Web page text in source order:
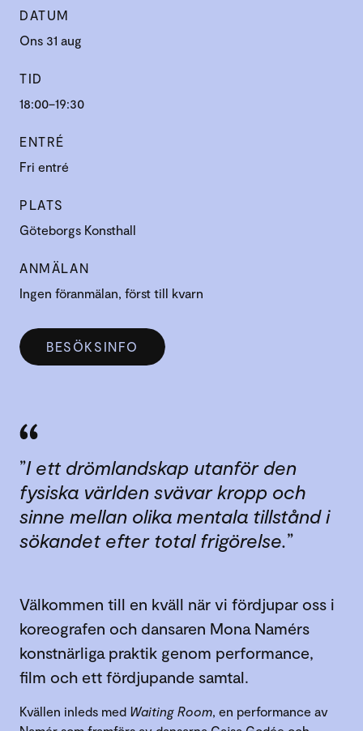
DATUM
Ons 31 aug
TID
18:00–19:30
ENTRÉ
Fri entré
PLATS
Göteborgs Konsthall
ANMÄLAN
Ingen föranmälan, först till kvarn
BESÖKSINFO
”I ett drömlandskap utanför den
fysiska världen svävar kropp och
sinne mellan olika mentala tillstånd i
sökandet efter total frigörelse.”
Välkommen till en kväll när vi fördjupar oss i
koreografen och dansaren Mona Namérs
konstnärliga praktik genom performance,
film och ett fördjupande samtal.
Kvällen inleds med Waiting Room, en performance av